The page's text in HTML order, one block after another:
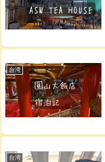
台湾
台湾